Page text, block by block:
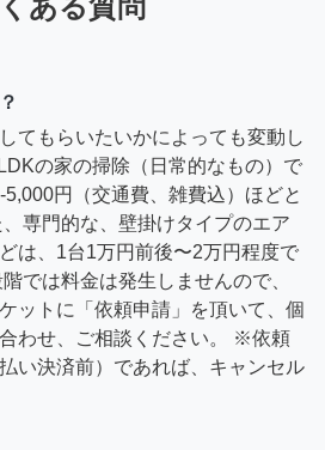
ある質問
てもらいたいかによっても変動し
の家の掃除（日常的なもの）で
円（交通費、雑費込）ほどと
専門的な、壁掛けタイプのエア
は、1台1万円前後〜2万円程度で
では料金は発生しませんので、
ットに「依頼申請」を頂いて、個
わせ、ご相談ください。 ※依頼
い決済前）であれば、キャンセル